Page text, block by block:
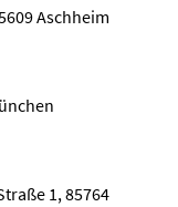
Aschheim
1, 85764